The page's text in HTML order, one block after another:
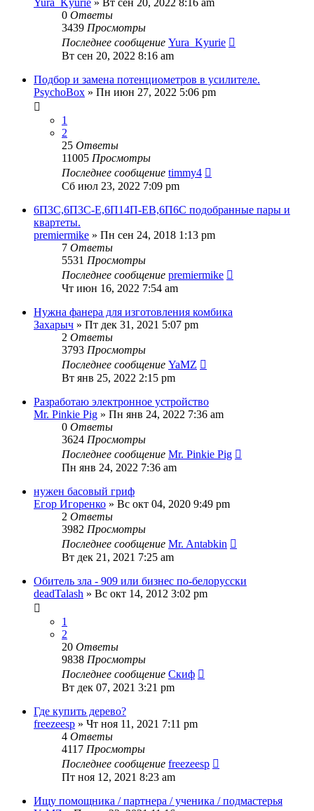
0 Ответы
3439 Просмотры
Последнее сообщение Yura_Kyurie
Вт сен 20, 2022 8:16 am
Подбор и замена потенциометров в усилителе.
PsychoBox » Пн июн 27, 2022 5:06 pm
1
2
25 Ответы
11005 Просмотры
Последнее сообщение timmy4
Сб июл 23, 2022 7:09 pm
6П3С,6П3С-Е,6П14П-ЕВ,6П6С подобранные пары и
квартеты.
premiermike » Пн сен 24, 2018 1:13 pm
7 Ответы
5531 Просмотры
Последнее сообщение premiermike
Чт июн 16, 2022 7:54 am
Нужна фанера для изготовления комбика
Захарыч » Пт дек 31, 2021 5:07 pm
2 Ответы
3793 Просмотры
Последнее сообщение YaMZ
Вт янв 25, 2022 2:15 pm
Разработаю электронное устройство
Mr. Pinkie Pig » Пн янв 24, 2022 7:36 am
0 Ответы
3624 Просмотры
Последнее сообщение Mr. Pinkie Pig
Пн янв 24, 2022 7:36 am
нужен басовый гриф
Егор Игоренко » Вс окт 04, 2020 9:49 pm
2 Ответы
3982 Просмотры
Последнее сообщение Mr. Antabkin
Вт дек 21, 2021 7:25 am
Обитель зла - 909 или бизнес по-белорусски
deadTalash » Вс окт 14, 2012 3:02 pm
1
2
20 Ответы
9838 Просмотры
Последнее сообщение Скиф
Вт дек 07, 2021 3:21 pm
Где купить дерево?
freezeesp » Чт ноя 11, 2021 7:11 pm
4 Ответы
4117 Просмотры
Последнее сообщение freezeesp
Пт ноя 12, 2021 8:23 am
Ищу помощника / партнера / ученика / подмастерья